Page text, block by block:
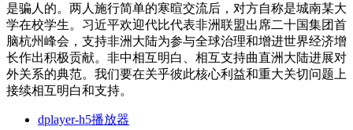
是骗人的。两人施行简单的寒暄交流后，对方自称是城南某大
学在校学生。习近平欢迎代比代表非洲联盟出席二十国集团首
脑杭州峰会，支持非洲大陆为参与全球治理和增进世界经济增
长作出积极贡献。非中相互明白、相互支持曲直洲大陆进展对
外关系的典范。我们要在关乎彼此核心利益和重大关切问题上
接续相互明白和支持。
dplayer-h5播放器